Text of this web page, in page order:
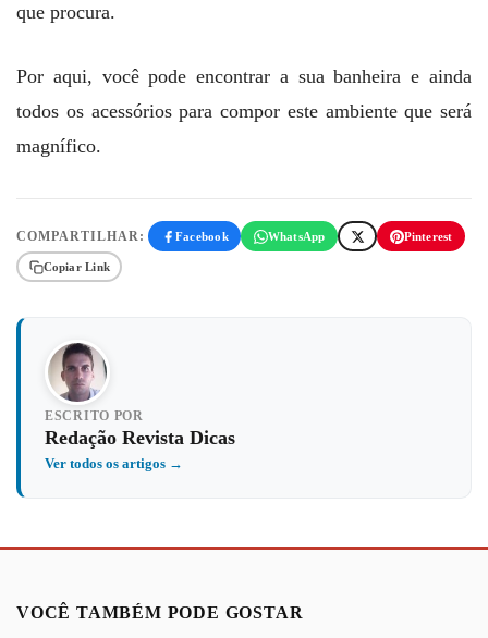
que procura.
Por aqui, você pode encontrar a sua banheira e ainda
todos os acessórios para compor este ambiente que será
magnífico.
COMPARTILHAR: Facebook WhatsApp Pinterest
Copiar Link
ESCRITO POR
Redação Revista Dicas
Ver todos os artigos →
VOCÊ TAMBÉM PODE GOSTAR